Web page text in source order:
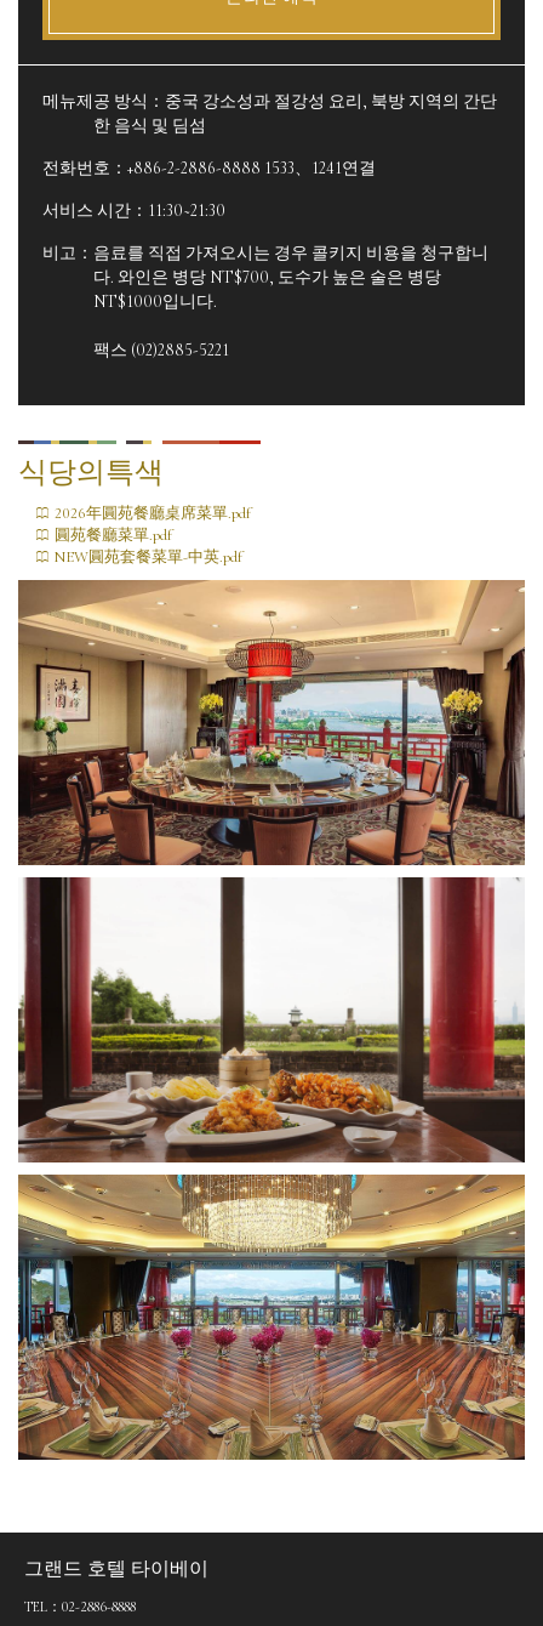
메뉴제공 방식：중국 강소성과 절강성 요리, 북방 지역의 간단
한 음식 및 딤섬
전화번호：+886-2-2886-8888 1533、1241연결
서비스 시간：11:30~21:30
비고：음료를 직접 가져오시는 경우 콜키지 비용을 청구합니
다. 와인은 병당 NT$700, 도수가 높은 술은 병당
NT$1000입니다.
팩스 (02)2885-5221
식당의특색
2026年圓苑餐廳桌席菜單.pdf
圓苑餐廳菜單.pdf
NEW圓苑套餐菜單-中英.pdf
그랜드 호텔 타이베이
TEL：02-2886-8888